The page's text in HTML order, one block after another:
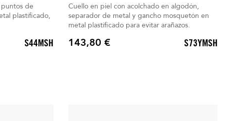
de
plastificado,
S44MSH
Cuello en piel con acolchado en algodón,
separador de metal y gancho mosquetón en
metal plastificado para evitar arañazos.
Precio
143,80 € S73YMSH